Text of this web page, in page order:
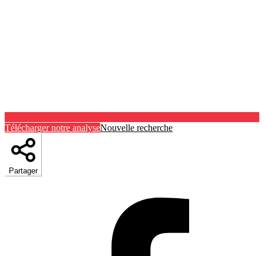
Télécharger notre analyseNouvelle recherche
Partager